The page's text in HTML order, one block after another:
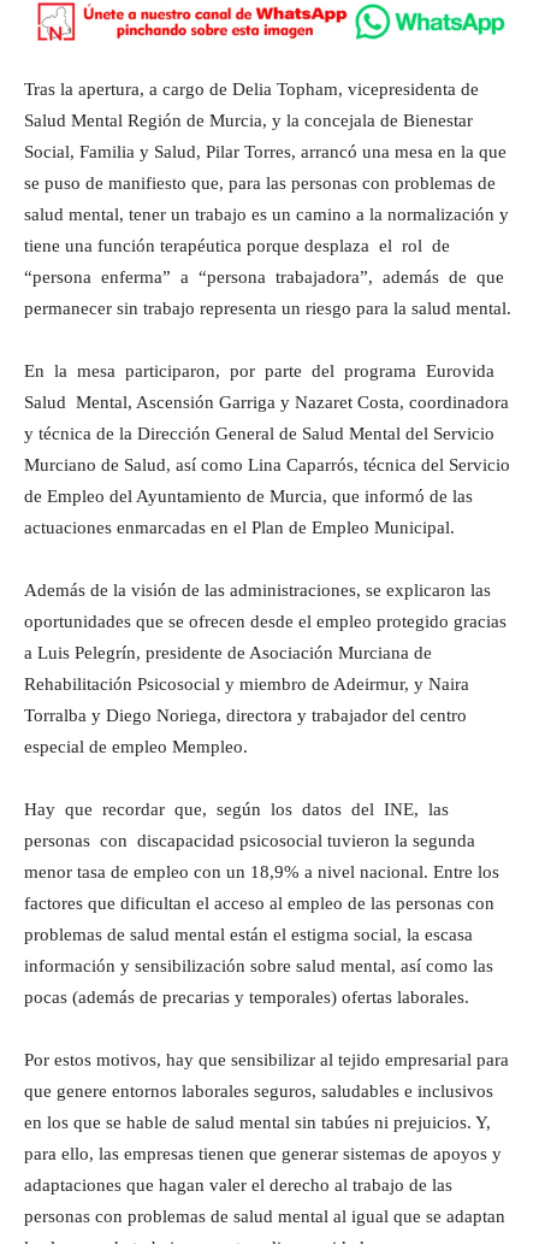
Tras la apertura, a cargo de Delia Topham, vicepresidenta de
Salud Mental Región de Murcia, y la concejala de Bienestar
Social, Familia y Salud, Pilar Torres, arrancó una mesa en la que
se puso de manifiesto que, para las personas con problemas de
salud mental, tener un trabajo es un camino a la normalización y
tiene una función terapéutica porque desplaza el rol de
“persona enferma” a “persona trabajadora”, además de que
permanecer sin trabajo representa un riesgo para la salud mental.
En la mesa participaron, por parte del programa Eurovida
Salud Mental, Ascensión Garriga y Nazaret Costa, coordinadora
y técnica de la Dirección General de Salud Mental del Servicio
Murciano de Salud, así como Lina Caparrós, técnica del Servicio
de Empleo del Ayuntamiento de Murcia, que informó de las
actuaciones enmarcadas en el Plan de Empleo Municipal.
Además de la visión de las administraciones, se explicaron las
oportunidades que se ofrecen desde el empleo protegido gracias
a Luis Pelegrín, presidente de Asociación Murciana de
Rehabilitación Psicosocial y miembro de Adeirmur, y Naira
Torralba y Diego Noriega, directora y trabajador del centro
especial de empleo Mempleo.
Hay que recordar que, según los datos del INE, las
personas con discapacidad psicosocial tuvieron la segunda
menor tasa de empleo con un 18,9% a nivel nacional. Entre los
factores que dificultan el acceso al empleo de las personas con
problemas de salud mental están el estigma social, la escasa
información y sensibilización sobre salud mental, así como las
pocas (además de precarias y temporales) ofertas laborales.
Por estos motivos, hay que sensibilizar al tejido empresarial para
que genere entornos laborales seguros, saludables e inclusivos
en los que se hable de salud mental sin tabúes ni prejuicios. Y,
para ello, las empresas tienen que generar sistemas de apoyos y
adaptaciones que hagan valer el derecho al trabajo de las
personas con problemas de salud mental al igual que se adaptan